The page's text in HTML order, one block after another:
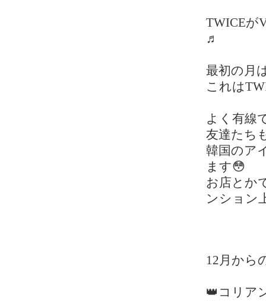
TWICEが
♬
最初の月
これは
よく有線
友達たち
韓国のア
ます😳
お店とか
ンション
12月から
👑コリア